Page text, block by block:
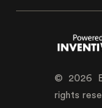
© 2026
rights